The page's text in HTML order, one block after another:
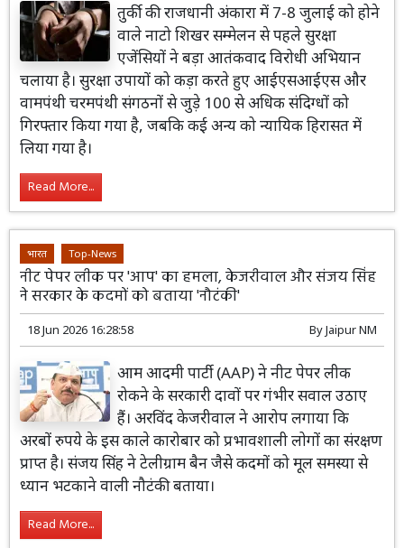
तुर्की की राजधानी अंकारा में 7-8 जुलाई को होने
वाले नाटो शिखर सम्मेलन से पहले सुरक्षा
एजेंसियों ने बड़ा आतंकवाद विरोधी अभियान
चलाया है। सुरक्षा उपायों को कड़ा करते हुए आईएसआईएस और
वामपंथी चरमपंथी संगठनों से जुड़े 100 से अधिक संदिग्धों को
गिरफ्तार किया गया है, जबकि कई अन्य को न्यायिक हिरासत में
लिया गया है।
Read More...
भारत Top-News
नीट पेपर लीक पर 'आप' का हमला, केजरीवाल और संजय सिंह
ने सरकार के कदमों को बताया 'नौटंकी'
18 Jun 2026 16:28:58 ByJaipur NM
आम आदमी पार्टी (AAP) ने नीट पेपर लीक
रोकने के सरकारी दावों पर गंभीर सवाल उठाए
हैं। अरविंद केजरीवाल ने आरोप लगाया कि
अरबों रुपये के इस काले कारोबार को प्रभावशाली लोगों का संरक्षण
प्राप्त है। संजय सिंह ने टेलीग्राम बैन जैसे कदमों को मूल समस्या से
ध्यान भटकाने वाली नौटंकी बताया।
Read More...